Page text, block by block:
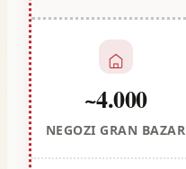
~4.000
NEGOZI GRAN BAZAR